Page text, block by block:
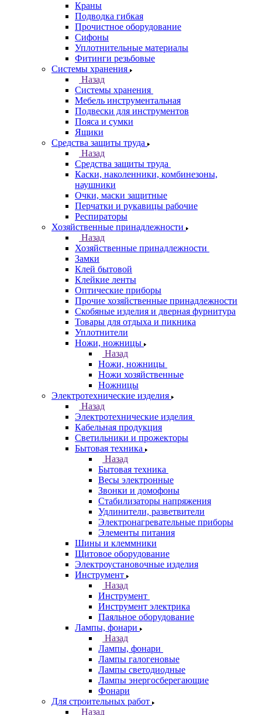
Краны
Подводка гибкая
Прочистное оборудование
Сифоны
Уплотнительные материалы
Фитинги резьбовые
Системы хранения
Назад
Системы хранения
Мебель инструментальная
Подвески для инструментов
Пояса и сумки
Ящики
Средства защиты труда
Назад
Средства защиты труда
Каски, наколенники, комбинезоны,
наушники
Очки, маски защитные
Перчатки и рукавицы рабочие
Респираторы
Хозяйственные принадлежности
Назад
Хозяйственные принадлежности
Замки
Клей бытовой
Клейкие ленты
Оптические приборы
Прочие хозяйственные принадлежности
Скобяные изделия и дверная фурнитура
Товары для отдыха и пикника
Уплотнители
Ножи, ножницы
Назад
Ножи, ножницы
Ножи хозяйственные
Ножницы
Электротехнические изделия
Назад
Электротехнические изделия
Кабельная продукция
Светильники и прожекторы
Бытовая техника
Назад
Бытовая техника
Весы электронные
Звонки и домофоны
Стабилизаторы напряжения
Удлинители, разветвители
Электронагревательные приборы
Элементы питания
Шины и клеммники
Щитовое оборудование
Электроустановочные изделия
Инструмент
Назад
Инструмент
Инструмент электрика
Паяльное оборудование
Лампы, фонари
Назад
Лампы, фонари
Лампы галогеновые
Лампы светодиодные
Лампы энергосберегающие
Фонари
Для строительных работ
Назад